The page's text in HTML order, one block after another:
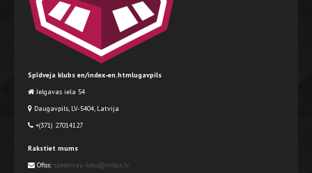
Spīdveja klubs en/index-en.htmlugavpils
Jelgavas iela 54
Daugavpils, LV-5404, Latvija
+(371) 27014127
Rakstiet mums
Ofiss: speedway-loko@inbox.lv